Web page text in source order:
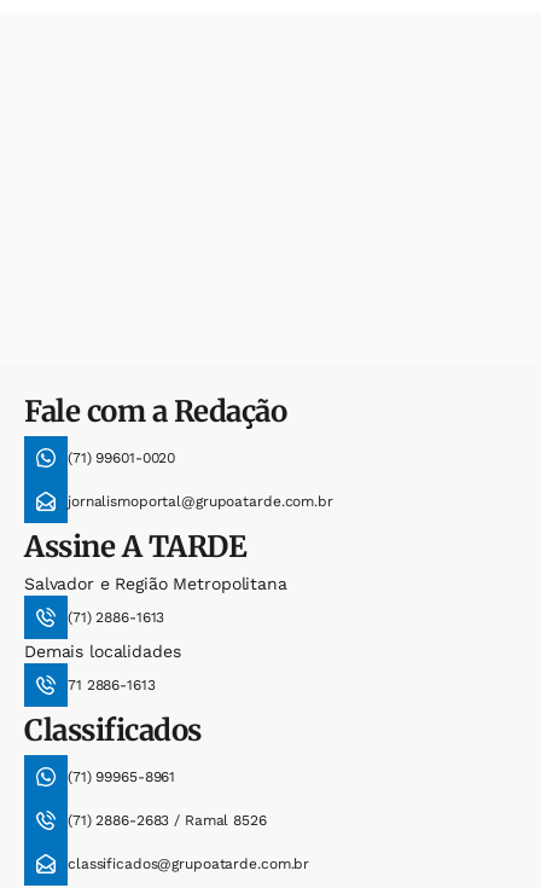
Fale com a Redação
(71) 99601-0020
jornalismoportal@grupoatarde.com.br
AssineA TARDE
Salvador e Região Metropolitana
(71) 2886-1613
Demais localidades
71 2886-1613
Classificados
(71) 99965-8961
(71) 2886-2683 / Ramal 8526
classificados@grupoatarde.com.br